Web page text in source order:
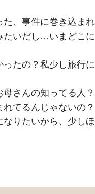
、事件に巻き込ま
いだし…いまどこ
ったの？私少し旅行
母さんの知ってる人
てるんじゃないの？
なりたいから、少し